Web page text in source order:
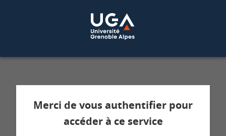
Service d'authentification aux services
Merci de vous authentifier pour
accéder à ce service